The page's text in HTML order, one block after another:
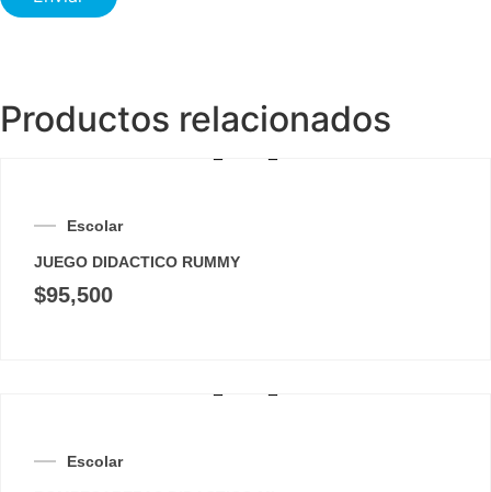
Productos relacionados
Escolar
JUEGO DIDACTICO RUMMY
$95,500
Escolar